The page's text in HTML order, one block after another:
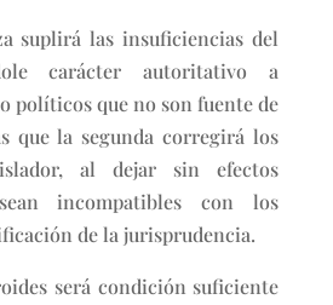
suplirá las insuficiencias del
carácter autoritativo a
políticos que no son fuente de
que la segunda corregirá los
al dejar sin efectos
incompatibles con los
de la jurisprudencia.
será condición suficiente